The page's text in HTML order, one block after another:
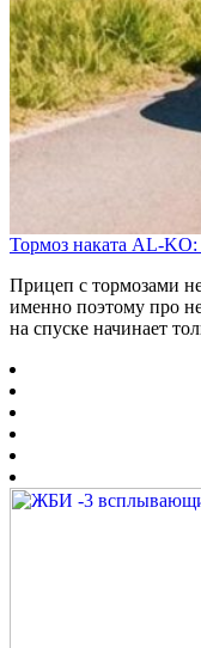
Тормоз наката AL-KO:
Прицеп с тормозами
именно поэтому про
на спуске начинает